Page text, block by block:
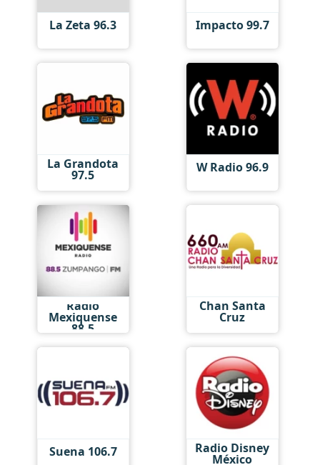
La Zeta 96.3 Impacto 99.7
La Grandota
97.5 W Radio 96.9
Radio
Mexiquense
88.5
Chan Santa
Cruz
Suena 106.7 Radio Disney
México